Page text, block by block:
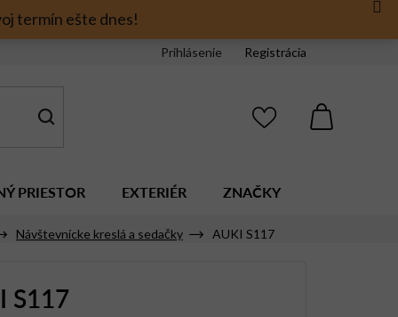
termín ešte dnes!
Prihlásenie Registrácia
PRIESTOR EXTERIÉR ZNAČKY
Návštevnícke kreslá a sedačky AUKI S117
S117